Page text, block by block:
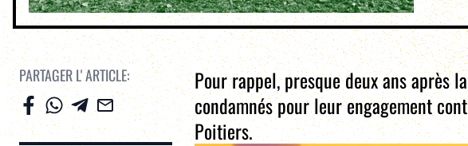
PARTAGER L' ARTICLE:
Pour rappel, presque deux ans après
condamnés pour leur engagement
Poitiers.